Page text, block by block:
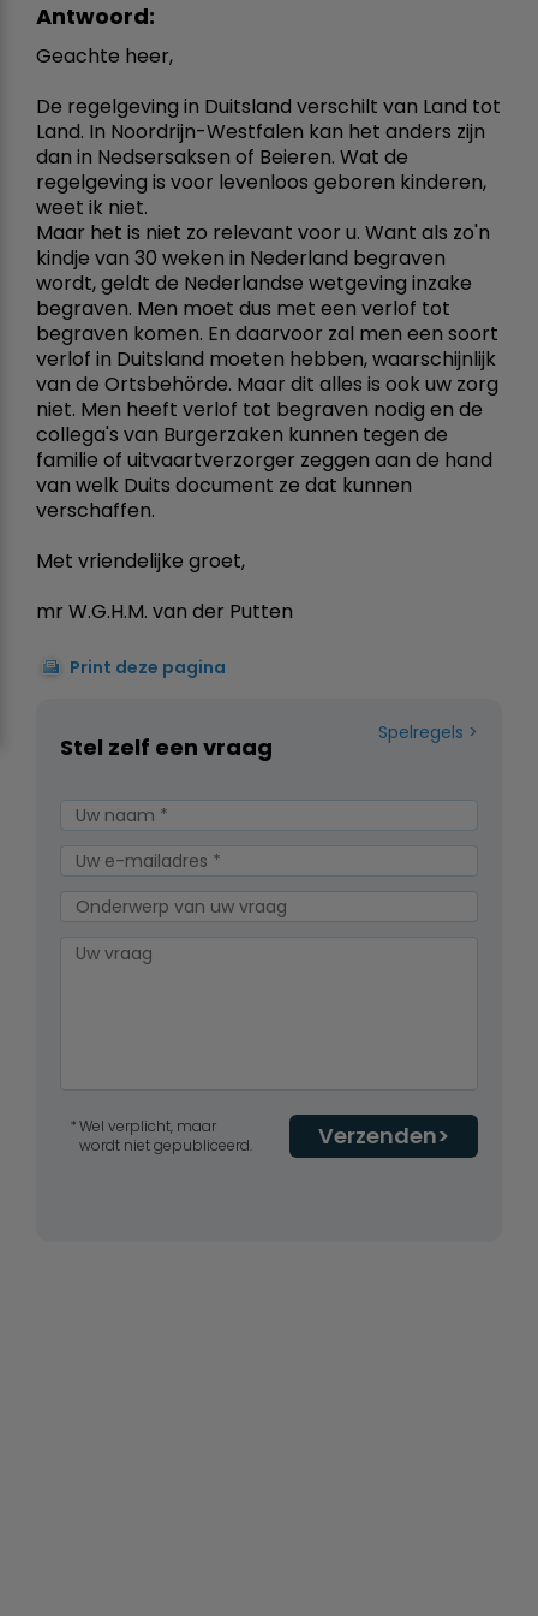
Antwoord:
Geachte heer,
De regelgeving in Duitsland verschilt van Land tot
Land. In Noordrijn-Westfalen kan het anders zijn
dan in Nedsersaksen of Beieren. Wat de
regelgeving is voor levenloos geboren kinderen,
weet ik niet.
Maar het is niet zo relevant voor u. Want als zo'n
kindje van 30 weken in Nederland begraven
wordt, geldt de Nederlandse wetgeving inzake
begraven. Men moet dus met een verlof tot
begraven komen. En daarvoor zal men een soort
verlof in Duitsland moeten hebben, waarschijnlijk
van de Ortsbehörde. Maar dit alles is ook uw zorg
niet. Men heeft verlof tot begraven nodig en de
collega's van Burgerzaken kunnen tegen de
familie of uitvaartverzorger zeggen aan de hand
van welk Duits document ze dat kunnen
verschaffen.
Met vriendelijke groet,
mr W.G.H.M. van der Putten
Print deze pagina
Spelregels
Stel zelf een vraag
Verzenden
Wel verplicht, maar
wordt niet gepubliceerd.